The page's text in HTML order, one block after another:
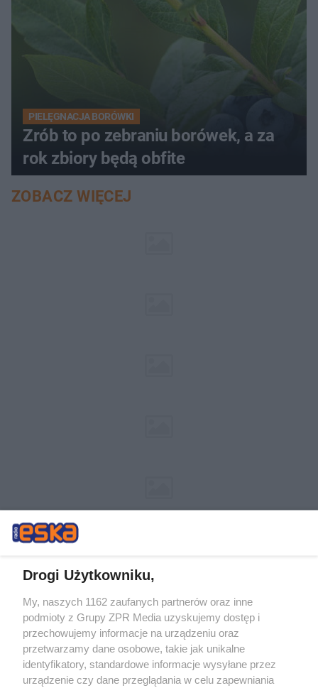
PIELĘGNACJA BORÓWKI
Zrób to po zebraniu borówek, a za
rok zbiory będą obfite
ZOBACZ WIĘCEJ
Żaden utwór zamieszczony w serwisie nie może być powielany i
rozpowszechniany lub dalej rozpowszechniany w jakikolwiek sposób (w
tym także elektroniczny lub mechaniczny) na jakimkolwiek polu
eksploatacji w jakiejkolwiek formie, włącznie z umieszczaniem w
Internecie bez pisemnej zgody właściciela praw. Jakiekolwiek użycie lub
wykorzystanie utworów w całości lub w części z naruszeniem prawa,
tzn. bez właściwej zgody, jest zabronione pod groźbą kary i może być
Drogi Użytkowniku,
My, naszych 1162 zaufanych partnerów oraz inne
podmioty z Grupy ZPR Media uzyskujemy dostęp i
przechowujemy informacje na urządzeniu oraz
przetwarzamy dane osobowe, takie jak unikalne
identyfikatory, standardowe informacje wysyłane przez
urządzenie czy dane przeglądania w celu zapewniania